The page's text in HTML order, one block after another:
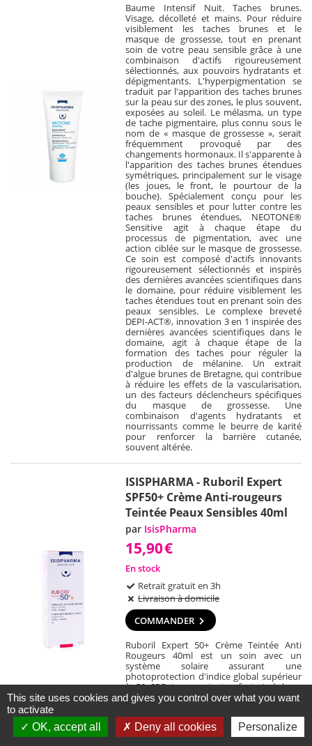
Baume Intensif Nuit. Taches brunes.
Visage, décolleté et mains. Pour réduire
visiblement les taches brunes et le
masque de grossesse, tout en prenant
soin de votre peau sensible grâce à une
combinaison d'actifs rigoureusement
sélectionnés, aux pouvoirs hydratants et
dépigmentants. L'hyperpigmentation se
traduit par l'apparition des taches brunes
sur la peau sur des zones, le plus souvent,
exposées au soleil. Le mélasma, un type
de tache pigmentaire, plus connu sous le
nom de « masque de grossesse », serait
fréquemment provoqué par des
changements hormonaux. Il s'apparente à
l'apparition des taches brunes étendues
symétriques, principalement sur le visage
(les joues, le front, le pourtour de la
bouche). Spécialement conçu pour les
peaux sensibles et pour lutter contre les
taches brunes étendues, NEOTONE®
Sensitive agit à chaque étape du
processus de pigmentation, avec une
action ciblée sur le masque de grossesse.
Ce soin est composé d'actifs innovants
rigoureusement sélectionnés et inspirés
des dernières avancées scientifiques dans
le domaine, pour réduire visiblement les
taches étendues tout en prenant soin des
peaux sensibles. Le complexe breveté
DEPI-ACT®, innovation 3 en 1 inspirée des
dernières avancées scientifiques dans le
domaine, agit à chaque étape de la
formation des taches pour réguler la
production de mélanine. Un extrait
d'algue brunes de Bretagne, qui contribue
à réduire les effets de la vascularisation,
un des facteurs déclencheurs spécifiques
du masque de grossesse. Une
combinaison d'agents hydratants et
nourrissants comme le beurre de karité
pour renforcer la barrière cutanée,
souvent altérée.
ISISPHARMA - Ruboril Expert
SPF50+ Crème Anti-rougeurs
Teintée Peaux Sensibles 40ml
par IsisPharma
15,90€
En stock
Retrait gratuit en 3h
Livraison à domicile
COMMANDER
Ruboril Expert 50+ Crème Teintée Anti
Rougeurs 40ml est un soin avec un
système solaire assurant une
photoprotection d'indice global supérieur
à 50 SPF (sun protector factor), à base
d'extrait de levures, d'extraits plantes, de
matifié.
This site uses cookies and gives you control over what you want
to activate
OK, accept all
Deny all cookies Personalize